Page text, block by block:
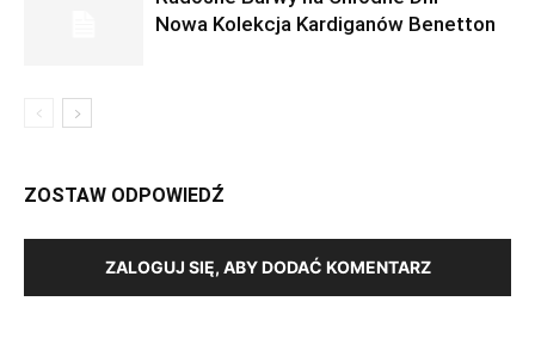
Nowa Kolekcja Kardiganów Benetton
ZOSTAW ODPOWIEDŹ
ZALOGUJ SIĘ, ABY DODAĆ KOMENTARZ